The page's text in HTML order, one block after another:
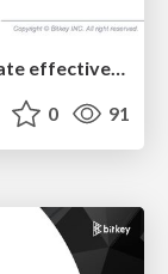
「任せる」をちゃんとする / To delegate effectively
0 91